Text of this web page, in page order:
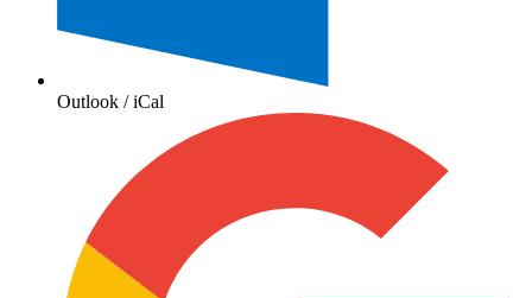
Outlook / iCal